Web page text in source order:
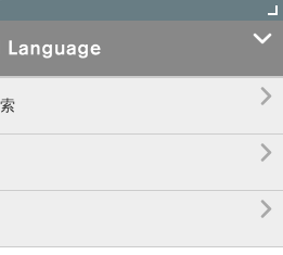



